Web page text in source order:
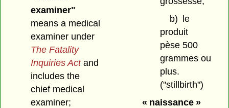
examiner"
means a medical
examiner under
The Fatality
Inquiries Actand
includes the
chief medical
examiner;
b) le
produit
pèse 500
grammes ou
plus.
("stillbirth")
« naissance »